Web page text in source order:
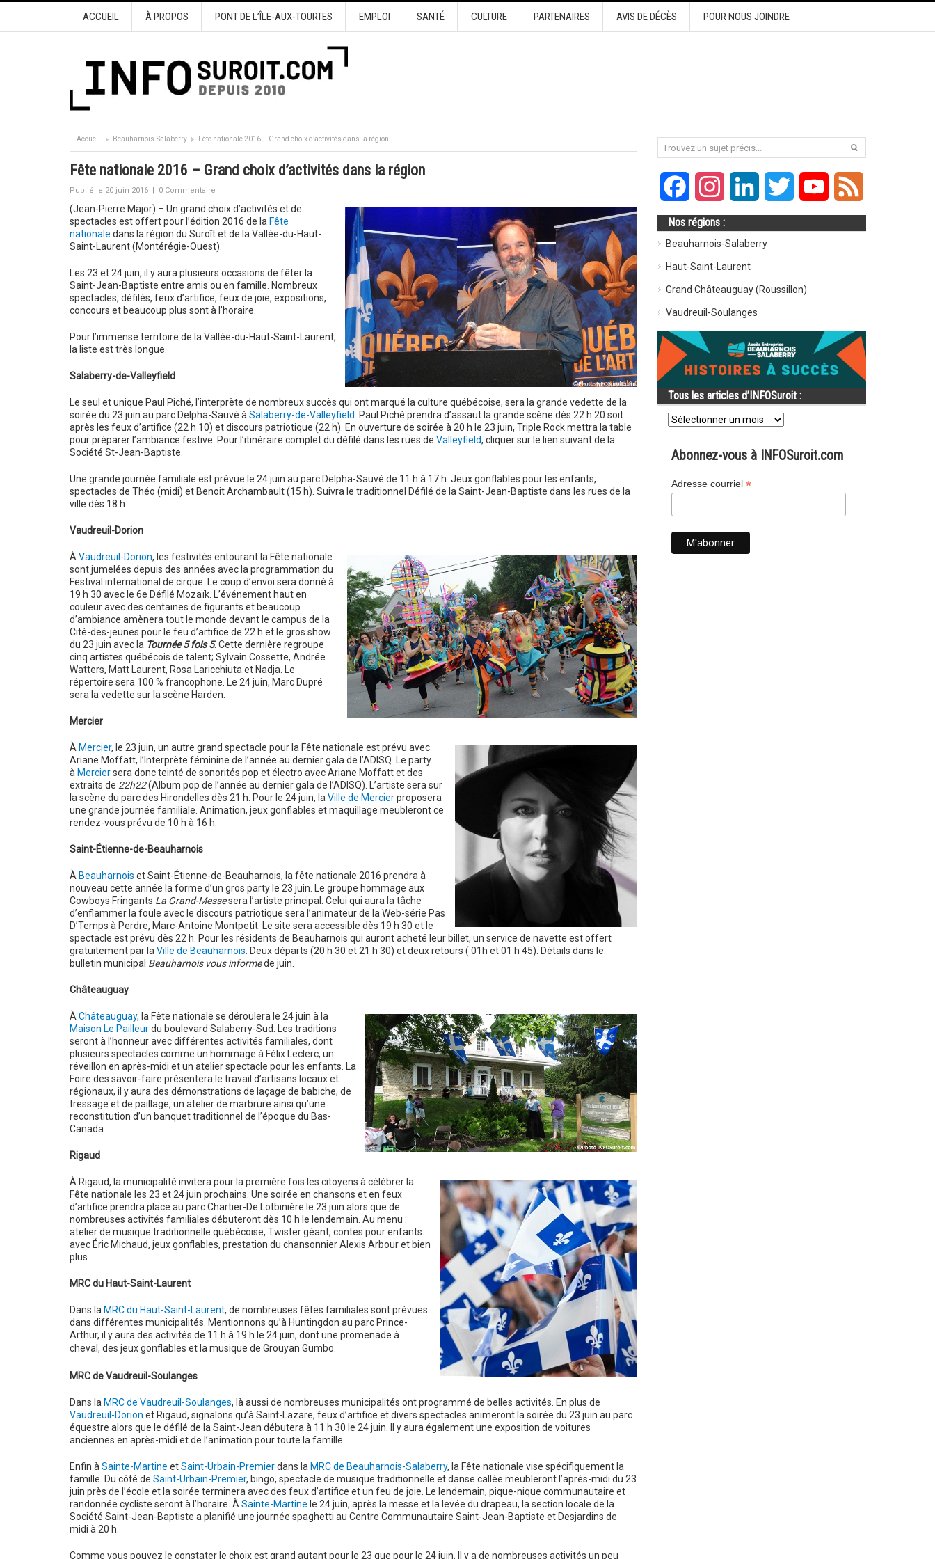
ACCUEIL À PROPOS PONT DE L’ÎLE-AUX-TOURTES EMPLOI SANTÉ CULTURE PARTENAIRES AVIS DE DÉCÈS POUR NOUS JOINDRE
Accueil Beauharnois-Salaberry Fête nationale 2016 – Grand choix d’activités dans la région
Fête nationale 2016 – Grand choix d’activités dans la région
Publié le 20 juin 2016 | 0 Commentaire
(Jean-Pierre Major) – Un grand choix d’activités et de
spectacles est offert pour l’édition 2016 de la Fête
nationale dans la région du Suroît et de la Vallée-du-Haut-
Saint-Laurent (Montérégie-Ouest).
Les 23 et 24 juin, il y aura plusieurs occasions de fêter la
Saint-Jean-Baptiste entre amis ou en famille. Nombreux
spectacles, défilés, feux d’artifice, feux de joie, expositions,
concours et beaucoup plus sont à l’horaire.
Pour l’immense territoire de la Vallée-du-Haut-Saint-Laurent,
la liste est très longue.
Salaberry-de-Valleyfield
Le seul et unique Paul Piché, l’interprète de nombreux succès qui ont marqué la culture québécoise, sera la grande vedette de la
soirée du 23 juin au parc Delpha-Sauvé à Salaberry-de-Valleyfield . Paul Piché prendra d’assaut la grande scène dès 22 h 20 soit
après les feux d’artifice (22 h 10) et discours patriotique (22 h). En ouverture de soirée à 20 h le 23 juin, Triple Rock mettra la table
pour préparer l’ambiance festive. Pour l’itinéraire complet du défilé dans les rues de Valleyfield, cliquer sur le lien suivant de la
Société St-Jean-Baptiste.
Une grande journée familiale est prévue le 24 juin au parc Delpha-Sauvé de 11 h à 17 h. Jeux gonflables pour les enfants,
spectacles de Théo (midi) et Benoit Archambault (15 h). Suivra le traditionnel Défilé de la Saint-Jean-Baptiste dans les rues de la
ville dès 18 h.
Vaudreuil-Dorion
À Vaudreuil-Dorion, les festivités entourant la Fête nationale
sont jumelées depuis des années avec la programmation du
Festival international de cirque. Le coup d’envoi sera donné à
19 h 30 avec le 6e Défilé Mozaïk. L’événement haut en
couleur avec des centaines de figurants et beaucoup
d’ambiance amènera tout le monde devant le campus de la
Cité-des-jeunes pour le feu d’artifice de 22 h et le gros show
du 23 juin avec la Tournée 5 fois 5. Cette dernière regroupe
cinq artistes québécois de talent; Sylvain Cossette, Andrée
Watters, Matt Laurent, Rosa Laricchiuta et Nadja. Le
répertoire sera 100 % francophone. Le 24 juin, Marc Dupré
sera la vedette sur la scène Harden.
Mercier
À Mercier, le 23 juin, un autre grand spectacle pour la Fête nationale est prévu avec
Ariane Moffatt, l’Interprète féminine de l’année au dernier gala de l’ADISQ. Le party
à Merciersera donc teinté de sonorités pop et électro avec Ariane Moffatt et des
extraits de 22h22(Album pop de l’année au dernier gala de l’ADISQ). L’artiste sera sur
la scène du parc des Hirondelles dès 21 h. Pour le 24 juin, la Ville de Mercierproposera
une grande journée familiale. Animation, jeux gonflables et maquillage meubleront ce
rendez-vous prévu de 10 h à 16 h.
Saint-Étienne-de-Beauharnois
À Beauharnois et Saint-Étienne-de-Beauharnois, la fête nationale 2016 prendra à
nouveau cette année la forme d’un gros party le 23 juin. Le groupe hommage aux
Cowboys Fringants La Grand-Messesera l’artiste principal. Celui qui aura la tâche
d’enflammer la foule avec le discours patriotique sera l’animateur de la Web-série Pas
D’Temps à Perdre, Marc-Antoine Montpetit. Le site sera accessible dès 19 h 30 et le
spectacle est prévu dès 22 h. Pour les résidents de Beauharnois qui auront acheté leur billet, un service de navette est offert
gratuitement par la Ville de Beauharnois . Deux départs (20 h 30 et 21 h 30) et deux retours ( 01h et 01 h 45). Détails dans le
bulletin municipal Beauharnois vous informede juin.
Châteauguay
À Châteauguay, la Fête nationale se déroulera le 24 juin à la
Maison Le Pailleurdu boulevard Salaberry-Sud. Les traditions
seront à l’honneur avec différentes activités familiales, dont
plusieurs spectacles comme un hommage à Félix Leclerc, un
réveillon en après-midi et un atelier spectacle pour les enfants. La
Foire des savoir-faire présentera le travail d’artisans locaux et
régionaux, il y aura des démonstrations de laçage de babiche, de
tressage et de paillage, un atelier de marbrure ainsi qu’une
reconstitution d’un banquet traditionnel de l’époque du Bas-
Canada.
Rigaud
À Rigaud, la municipalité invitera pour la première fois les citoyens à célébrer la
Fête nationale les 23 et 24 juin prochains. Une soirée en chansons et en feux
d’artifice prendra place au parc Chartier-De Lotbinière le 23 juin alors que de
nombreuses activités familiales débuteront dès 10 h le lendemain. Au menu :
atelier de musique traditionnelle québécoise, Twister géant, contes pour enfants
avec Éric Michaud, jeux gonflables, prestation du chansonnier Alexis Arbour et bien
plus.
MRC du Haut-Saint-Laurent
Dans la MRC du Haut-Saint-Laurent, de nombreuses fêtes familiales sont prévues
dans différentes municipalités. Mentionnons qu’à Huntingdon au parc Prince-
Arthur, il y aura des activités de 11 h à 19 h le 24 juin, dont une promenade à
cheval, des jeux gonflables et la musique de Grouyan Gumbo.
MRC de Vaudreuil-Soulanges
Dans la MRC de Vaudreuil-Soulanges, là aussi de nombreuses municipalités ont programmé de belles activités. En plus de
Vaudreuil-Dorion et Rigaud, signalons qu’à Saint-Lazare, feux d’artifice et divers spectacles animeront la soirée du 23 juin au parc
équestre alors que le défilé de la Saint-Jean débutera à 11 h 30 le 24 juin. Il y aura également une exposition de voitures
anciennes en après-midi et de l’animation pour toute la famille.
Enfin à Sainte-Martine etSaint-Urbain-Premierdans la MRC de Beauharnois-Salaberry, la Fête nationale vise spécifiquement la
famille. Du côté de Saint-Urbain-Premier, bingo, spectacle de musique traditionnelle et danse callée meubleront l’après-midi du 23
juin près de l’école et la soirée terminera avec des feux d’artifice et un feu de joie. Le lendemain, pique-nique communautaire et
randonnée cycliste seront à l’horaire. À Sainte-Martine le 24 juin, après la messe et la levée du drapeau, la section locale de la
Société Saint-Jean-Baptiste a planifié une journée spaghetti au Centre Communautaire Saint-Jean-Baptiste et Desjardins de
midi à 20 h.
Comme vous pouvez le constater le choix est grand autant pour le 23 que pour le 24 juin. Il y a de nombreuses activités un peu
FacebookInstagramLinkedIn Twitter YouTube
Nos régions :
Beauharnois-Salaberry
Haut-Saint-Laurent
Grand Châteauguay (Roussillon)
Vaudreuil-Soulanges
Tous les articles d’INFOSuroit :
Tous
les
d’INFOSuroit
Abonnez-vous à INFOSuroit.com
Adresse courriel *